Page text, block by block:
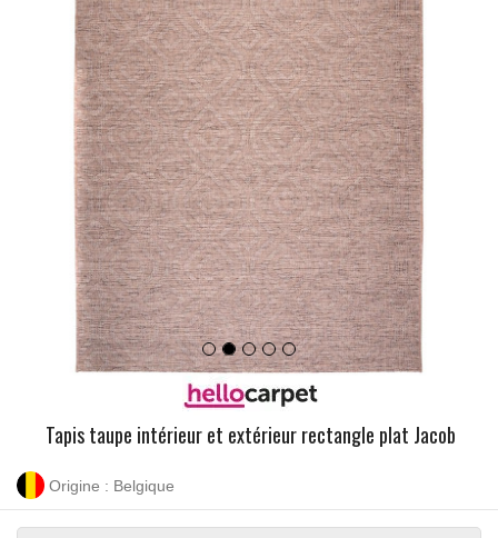
Tapis taupe intérieur et extérieur rectangle plat Jacob
Origine : Belgique